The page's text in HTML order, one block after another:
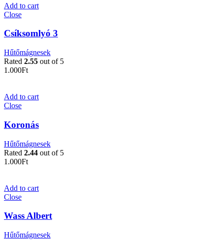
Add to cart
Close
Csíksomlyó 3
Hűtőmágnesek
Rated 2.55 out of 5
1.000Ft
Add to cart
Close
Koronás
Hűtőmágnesek
Rated 2.44 out of 5
1.000Ft
Add to cart
Close
Wass Albert
Hűtőmágnesek